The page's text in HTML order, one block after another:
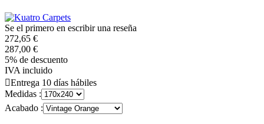
Se el primero en escribir una reseña
272,65 €
287,00 €
5% de descuento
IVA incluido
Entrega 10 días hábiles
Medidas :
Acabado :